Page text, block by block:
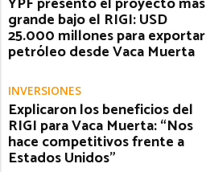
grande bajo el RIGI: USD
25.000 millones para exportar
petróleo desde Vaca Muerta
INVERSIONES
Explicaron los beneficios del
RIGI para Vaca Muerta: “Nos
hace competitivos frente a
Estados Unidos”